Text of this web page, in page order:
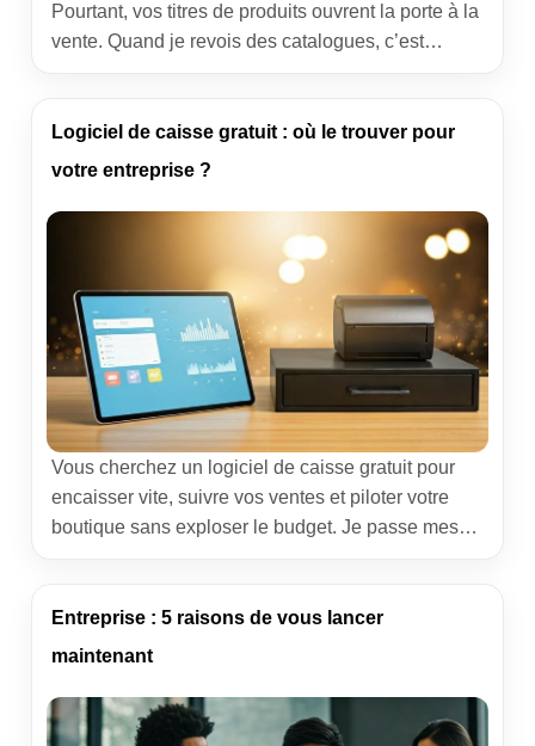
Pourtant, vos titres de produits ouvrent la porte à la
vente. Quand je revois des catalogues, c’est
l’acheteur. Réécrire ces titres, c’est jouer sur un
levier simple qui […]
Logiciel de caisse gratuit : où le trouver pour
votre entreprise ?
Vous cherchez un logiciel de caisse gratuit pour
encaisser vite, suivre vos ventes et piloter votre
boutique sans exploser le budget. Je passe mes
n’est pas forcément le plus tape-à-l’œil, mais ce
qui s’installe en une heure, tourne sans bug et […]
Entreprise : 5 raisons de vous lancer
maintenant